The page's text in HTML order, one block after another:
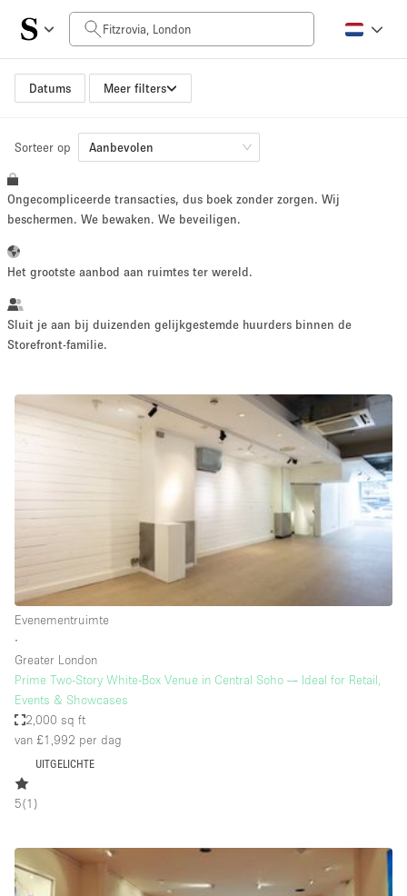
Datums Meer filters
Prijs per dag
£0
Grootte ruimte
100 sq ft 5000+ sq ft
~ 13 mensen
Vergadering Kantoor
Winkel
delen
Type ruimte
Advertentieruimte
Atelier / Werkplaats
Boetiek / Winkel
Boot
Sorteer op Aanbevolen
Ongecompliceerde transacties, dus boek zonder zorgen. Wij
beschermen. We bewaken. We beveiligen.
Het grootste aanbod aan ruimtes ter wereld.
Sluit je aan bij duizenden gelijkgestemde huurders binnen de
Storefront-familie.
Evenementruimte
∙
Greater London
Prime Two-Story White-Box Venue in Central Soho — Ideal for Retail,
Events & Showcases
2,000 sq ft
van £1,992 per dag
UITGELICHTE
5(1 )